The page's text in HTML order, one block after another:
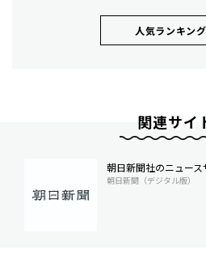
人気ランキン
関連サイ
朝日新聞社のニュース
朝日新聞（デジタル版）